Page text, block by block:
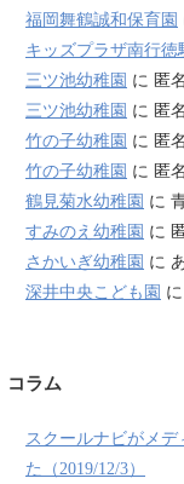
福岡舞鶴誠和保育園
キッズプラザ南行徳
三ツ池幼稚園 に 匿名
三ツ池幼稚園 に 匿名
竹の子幼稚園 に 匿名
竹の子幼稚園 に 匿名
鶴見菊水幼稚園 に
すみのえ幼稚園 に
さかいぎ幼稚園 に
深井中央こども園 に
コラム
スクールナビがメデ
た（2019/12/3）